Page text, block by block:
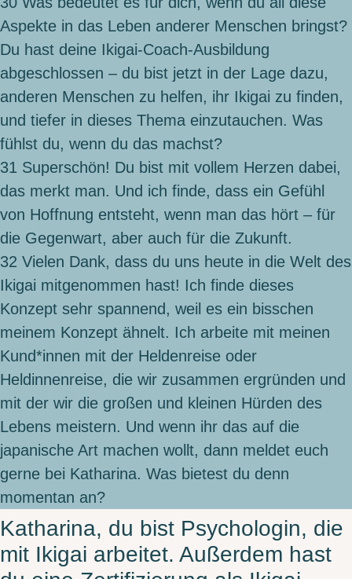
Aspekte in das Leben anderer Menschen bringst?
Du hast deine Ikigai-Coach-Ausbildung
abgeschlossen – du bist jetzt in der Lage dazu,
anderen Menschen zu helfen, ihr Ikigai zu finden,
und tiefer in dieses Thema einzutauchen. Was
fühlst du, wenn du das machst?
31 Superschön! Du bist mit vollem Herzen dabei,
das merkt man. Und ich finde, dass ein Gefühl
von Hoffnung entsteht, wenn man das hört – für
die Gegenwart, aber auch für die Zukunft.
32 Vielen Dank, dass du uns heute in die Welt des
Ikigai mitgenommen hast! Ich finde dieses
Konzept sehr spannend, weil es ein bisschen
meinem Konzept ähnelt. Ich arbeite mit meinen
Kund*innen mit der Heldenreise oder
Heldinnenreise, die wir zusammen ergründen und
mit der wir die großen und kleinen Hürden des
Lebens meistern. Und wenn ihr das auf die
japanische Art machen wollt, dann meldet euch
gerne bei Katharina. Was bietest du denn
momentan an?
Katharina, du bist Psychologin, die
mit Ikigai arbeitet. Außerdem hast